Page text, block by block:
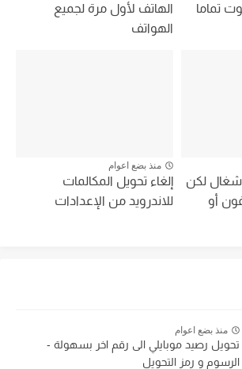
تماما
الهاتف لأول مرة لجميع
الهواتف
شغال لكن
أو
منذ بضع اعوام
إلغاء تحويل المكالمات
للاندرويد من الإعدادات
منذ بضع اعوام
تحويل رصيد موبايلي الى رقم اخر بسهولة -
الرسوم و رمز التحويل